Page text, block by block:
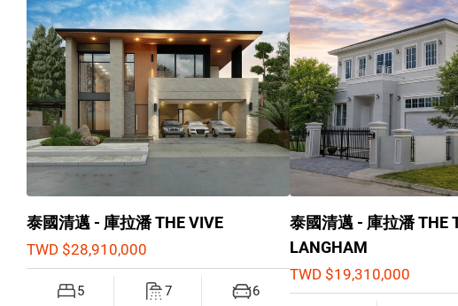
泰國清邁 - 庫拉潘 THE VIVE
TWD $28,910,000
5 7 6
泰國清邁 - 庫拉潘 THE
LANGHAM
TWD $19,310,000